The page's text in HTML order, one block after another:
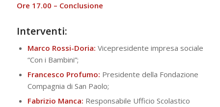
Ore 17.00 – Conclusione
Interventi:
Marco Rossi-Doria: Vicepresidente impresa sociale
“Con i Bambini”;
Francesco Profumo: Presidente della Fondazione
Compagnia di San Paolo;
Fabrizio Manca: Responsabile Ufficio Scolastico